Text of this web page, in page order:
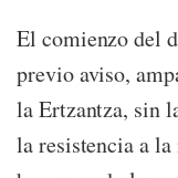
El comienzo del
previo aviso,
la Ertzantza, sin
la resistencia a